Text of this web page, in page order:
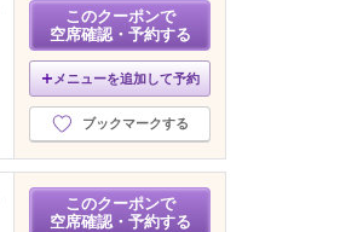
このクーポンで
空席確認・予約する
メニューを追加して予約
ブックマークする
このクーポンで
空席確認・予約する